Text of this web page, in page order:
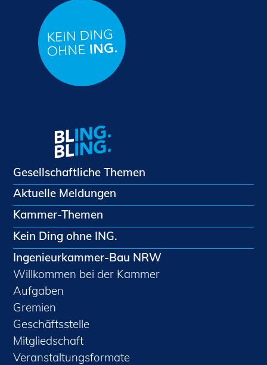
Gesellschaftliche Themen
Aktuelle Meldungen
Kammer-Themen
Kein Ding ohne ING.
Ingenieurkammer-Bau NRW
Willkommen bei der Kammer
Aufgaben
Gremien
Geschäftsstelle
Mitgliedschaft
Veranstaltungsformate